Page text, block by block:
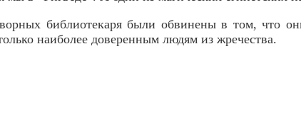
библиотекаря были обвинены в том, что
наиболее доверенным людям из жречества.